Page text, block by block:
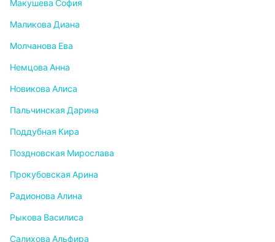
Макушева София
Маликова Диана
Молчанова Ева
Немцова Анна
Новикова Алиса
Пальчинская Дарина
Поддубная Кира
Поздновская Мирослава
Прокубовская Арина
Радионова Алина
Рыкова Василиса
Салихова Альфира